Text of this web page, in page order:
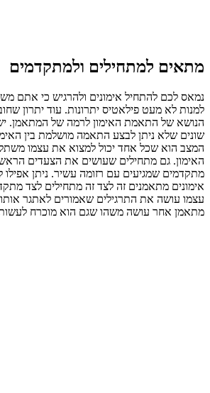
מתאים למתחילים ולמתקדמים
נמאס לכם להתחיל אימונים ולהרגיש כי אתם
למנות לא מעט פילאטיס יתרונות. עוד יתרון
הנושא של התאמת האימון לרמה של המתאמן.
שונים שלא ניתן לבצע התאמה מושלמת בין
המצב הוא שכל אחד יכול למצוא את עצמו
האימון. גם מתחילים שעושים את הצעדים
מתקדמים שמגיעים עם רזומה עשיר. ניתן אפילו
אימונים מתאמנים זה לצד זה מתחילים לצד
עצמו עושה את התרגילים שאמורים לאתגר
מתאמן אחר עושה משהו שגם הוא מוכרח